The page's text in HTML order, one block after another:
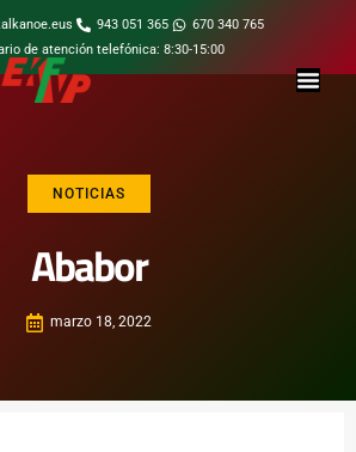
943 051 365
670 340 765
de atención telefónica: 8:30-15:00
NOTICIAS
Ababor
marzo 18, 2022